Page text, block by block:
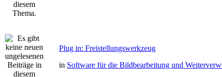
Plug in: Freistellungswerkzeug
in Software für die Bildbearbeitung und